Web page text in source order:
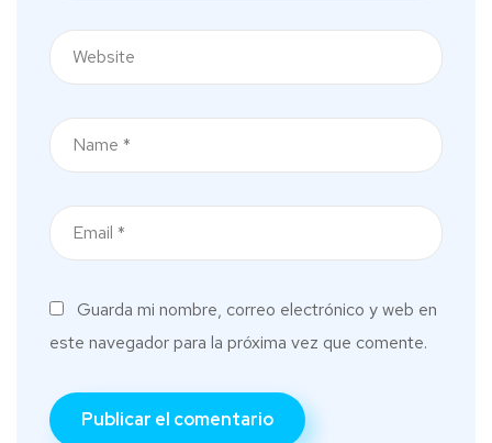
Guarda mi nombre, correo electrónico y web en
este navegador para la próxima vez que comente.